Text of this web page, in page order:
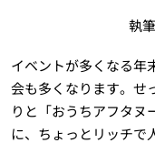
執
イベントが多くなる年
会も多くなります。せ
りと「おうちアフタヌ
に、ちょっとリッチで